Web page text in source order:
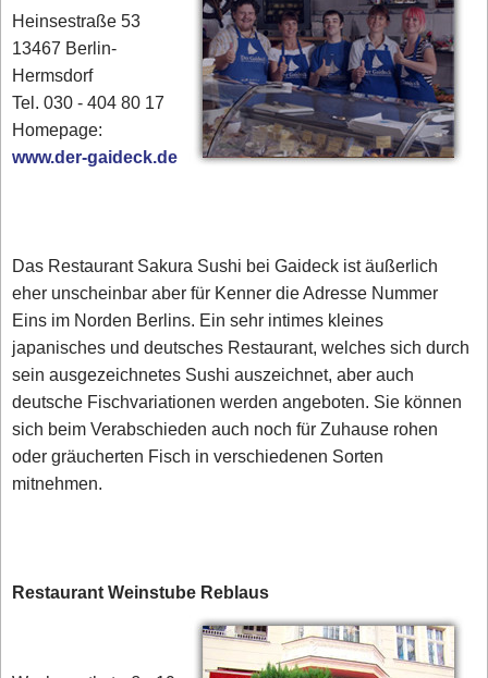
Heinsestraße 53
13467 Berlin-
Hermsdorf
Tel. 030 - 404 80 17‎
Homepage:
www.der-gaideck.de
Das Restaurant Sakura Sushi bei Gaideck ist äußerlich
eher unscheinbar aber für Kenner die Adresse Nummer
Eins im Norden Berlins. Ein sehr intimes kleines
japanisches und deutsches Restaurant, welches sich durch
sein ausgezeichnetes Sushi auszeichnet, aber auch
deutsche Fischvariationen werden angeboten. Sie können
sich beim Verabschieden auch noch für Zuhause rohen
oder gräucherten Fisch in verschiedenen Sorten
mitnehmen.
Restaurant Weinstube Reblaus